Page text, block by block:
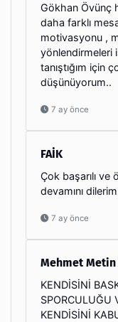
Gökhan Övünç
daha farklı
motivasyonu ,
yönlendirmeleri
tanıştığım için
düşünüyorum..
7 ay önce
FAİK
Çok başarılı ve
devamını
7 ay önce
Mehmet
KENDİSİNİ
SPORCULUĞU
KENDİSİNİ